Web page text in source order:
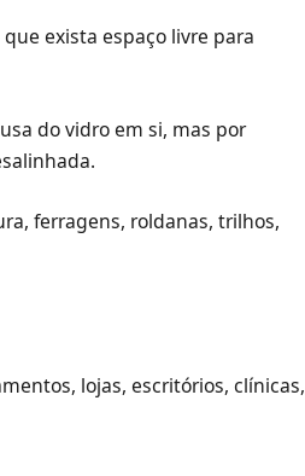
exista espaço livre para
do vidro em si, mas por
ferragens, roldanas, trilhos,
lojas, escritórios, clínicas,